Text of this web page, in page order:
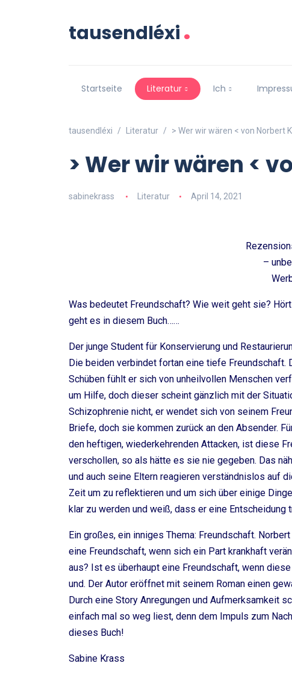
tausendléxi.
Startseite Literatur Ich
tausendléxi Literatur > Wer wir wären < von Norbert
> Wer wir wären <
sabinekrass Literatur April 14, 2021
–
Was bedeutet Freundschaft? Wie weit geht sie?
geht es in diesem Buch……
Der junge Student für Konservierung und
Die beiden verbindet fortan eine tiefe Freundschaft.
Schüben fühlt er sich von unheilvollen Menschen
um Hilfe, doch dieser scheint gänzlich mit der
Schizophrenie nicht, er wendet sich von seinem
Briefe, doch sie kommen zurück an den Absender.
den heftigen, wiederkehrenden Attacken, ist diese
verschollen, so als hätte es sie nie gegeben. Das
und auch seine Eltern reagieren verständnislos auf
Zeit um zu reflektieren und um sich über einige
klar zu werden und weiß, dass er eine Entscheidung
Ein großes, ein inniges Thema: Freundschaft.
eine Freundschaft, wenn sich ein Part krankhaft
aus? Ist es überhaupt eine Freundschaft, wenn
und. Der Autor eröffnet mit seinem Roman einen
Durch eine Story Anregungen und Aufmerksamkeit
einfach mal so weg liest, denn dem Impuls zum
dieses Buch!
Sabine Krass